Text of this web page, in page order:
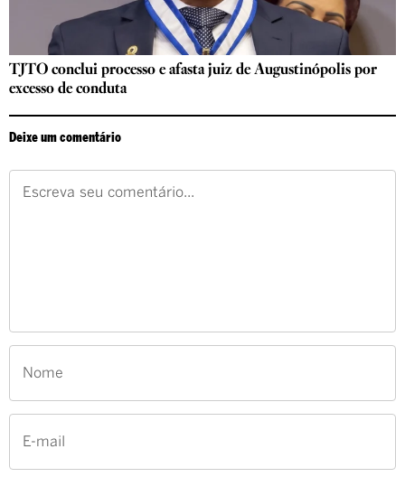
TJTO conclui processo e afasta juiz de Augustinópolis por
excesso de conduta
Deixe um comentário